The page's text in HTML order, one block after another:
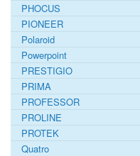
PHOCUS
PIONEER
Polaroid
Powerpoint
PRESTIGIO
PRIMA
PROFESSOR
PROLINE
PROTEK
Quatro